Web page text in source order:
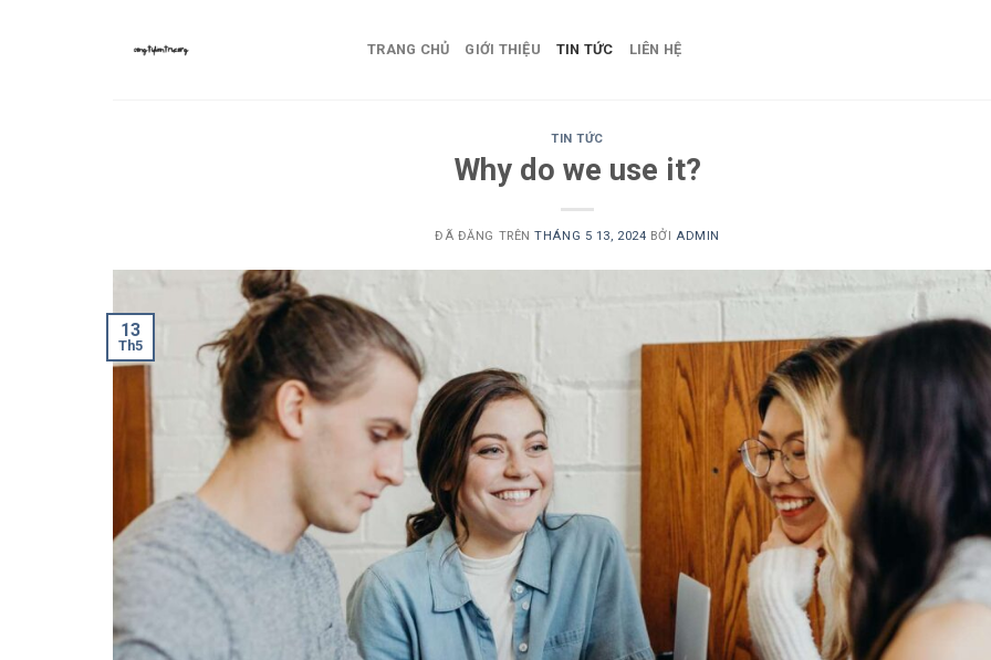
TRANG CHỦ GIỚI THIỆU TIN TỨC LIÊN HỆ
TIN TỨC
Why do we use it?
ĐÃ ĐĂNG TRÊNTHÁNG 5 13, 2024 BỞI ADMIN
13
Th5